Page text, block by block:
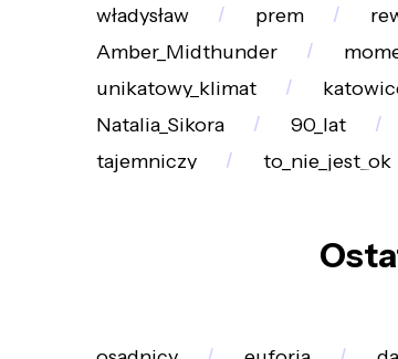
władysław
prem
Amber_Midthunder
unikatowy_klimat
Natalia_Sikora
90_lat
tajemniczy
to_nie_jest_ok